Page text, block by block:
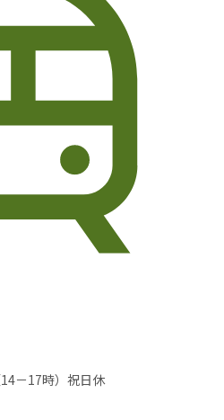
－17時）祝日休